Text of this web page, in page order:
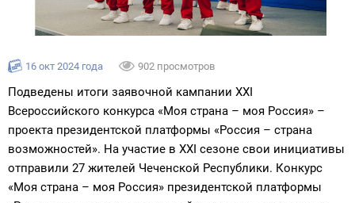
16 окт 2024 года 902 просмотров
Подведены итоги заявочной кампании ХХI
Всероссийского конкурса «Моя страна – моя Россия» –
проекта президентской платформы «Россия – страна
возможностей». На участие в ХХI сезоне свои инициативы
отправили 27 жителей Чеченской Республики. Конкурс
«Моя страна – моя Россия» президентской платформы